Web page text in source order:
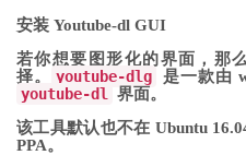
安装 Youtube-dl GUI
若你想要图形化的界面，那
择。
youtube-dlg
是一款由
youtube-dl
界面。
该工具默认也不在 Ubuntu
PPA。